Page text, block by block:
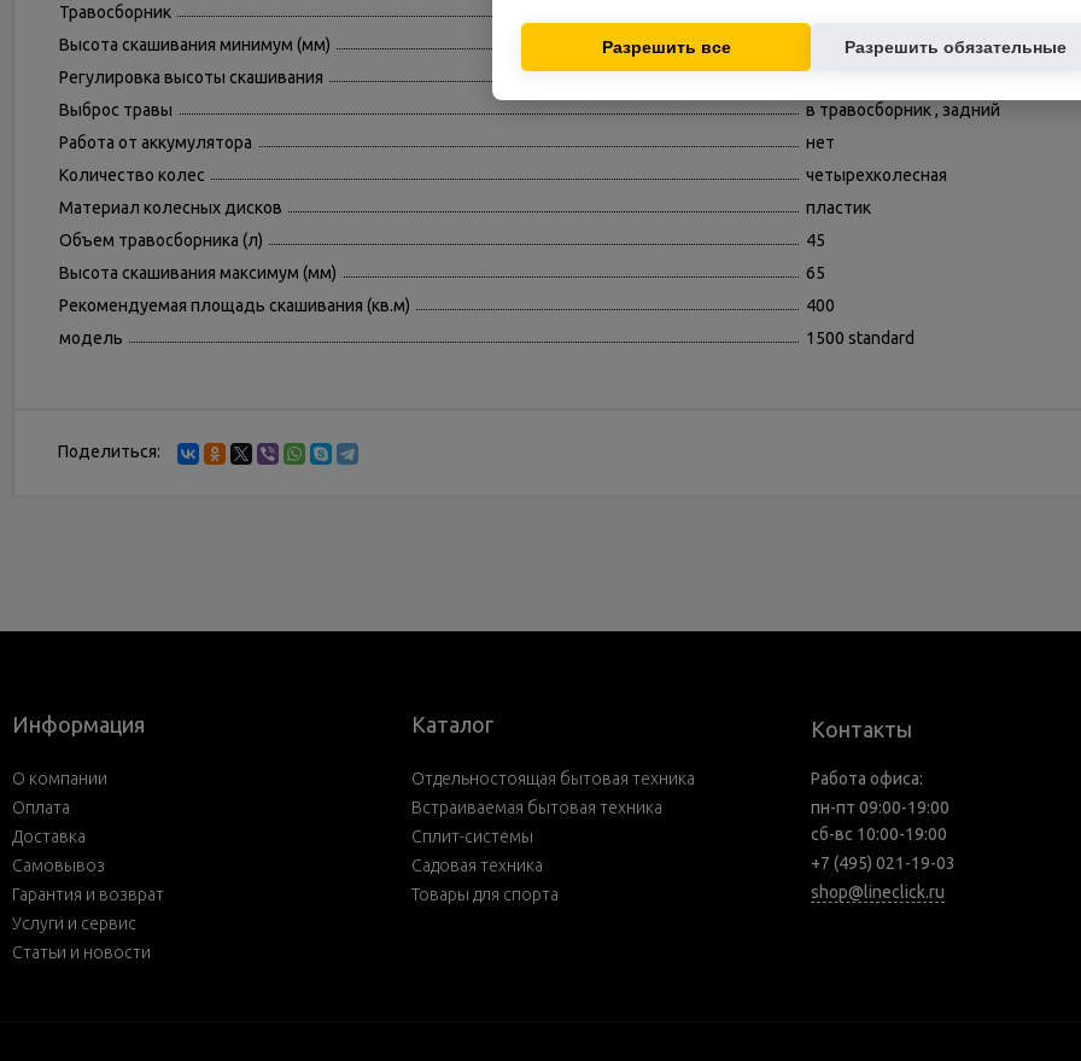
Травосборник
Высота скашивания минимум (мм)
Регулировка высоты скашивания
есть
Выброс травы
в травосборник , задний
Работа от аккумулятора
нет
Количество колес
четырехколесная
Материал колесных дисков
пластик
Объем травосборника (л)
45
Высота скашивания максимум (мм)
65
Рекомендуемая площадь скашивания (кв.м)
400
модель
1500 standard
Поделиться:
Информация
О компании
Оплата
Доставка
Самовывоз
Гарантия и возврат
Услуги и сервис
Статьи и новости
Каталог
Отдельностоящая бытовая техника
Встраиваемая бытовая техника
Сплит-системы
Садовая техника
Товары для спорта
Контакты
Работа офиса:
пн-пт 09:00-19:00
сб-вс 10:00-19:00
+7 (495) 021-19-03
shop@lineclick.ru
Разрешить все Разрешить обязательные